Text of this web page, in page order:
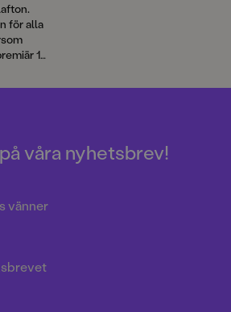
för alla
14
våra nyhetsbrev!
vänner